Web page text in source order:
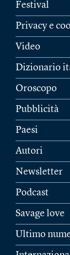
Festival
Privacy e
Video
Dizionario
Oroscopo
Pubblicità
Paesi
Autori
Newsletter
Podcast
Savage love
Ultimo